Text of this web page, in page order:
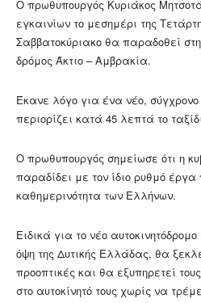
Ο πρωθυπουργός Κυριάκος
εγκαινίων το μεσημέρι της
Σαββατοκύριακο θα παραδοθεί
δρόμος Άκτιο – Αμβρακία.
Έκανε λόγο για ένα νέο,
περιορίζει κατά 45 λεπτά το
Ο πρωθυπουργός σημείωσε ότι η
παραδίδει με τον ίδιο ρυθμό έργα
καθημερινότητα των Ελλήνων.
Ειδικά για το νέο
όψη της Δυτικής Ελλάδας, θα
προοπτικές και θα εξυπηρετεί
στο αυτοκίνητό τους χωρίς να